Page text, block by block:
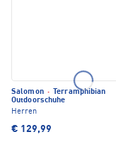
Salomon ·
Terramphibian
Outdoorschuhe
Herren
€ 129,99